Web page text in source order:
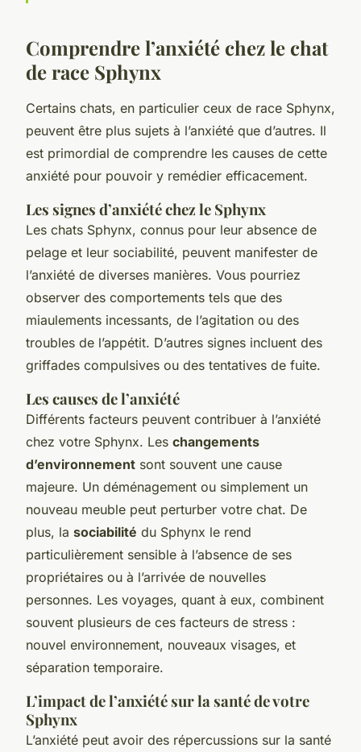
Comprendre l’anxiété chez le chat
de race Sphynx
Certains chats, en particulier ceux de race Sphynx,
peuvent être plus sujets à l’anxiété que d’autres. Il
est primordial de comprendre les causes de cette
anxiété pour pouvoir y remédier efficacement.
Les signes d’anxiété chez le Sphynx
Les chats Sphynx, connus pour leur absence de
pelage et leur sociabilité, peuvent manifester de
l’anxiété de diverses manières. Vous pourriez
observer des comportements tels que des
miaulements incessants, de l’agitation ou des
troubles de l’appétit. D’autres signes incluent des
griffades compulsives ou des tentatives de fuite.
Les causes de l’anxiété
Différents facteurs peuvent contribuer à l’anxiété
chez votre Sphynx. Les changements
d’environnement sont souvent une cause
majeure. Un déménagement ou simplement un
nouveau meuble peut perturber votre chat. De
plus, la sociabilité du Sphynx le rend
particulièrement sensible à l’absence de ses
propriétaires ou à l’arrivée de nouvelles
personnes. Les voyages, quant à eux, combinent
souvent plusieurs de ces facteurs de stress :
nouvel environnement, nouveaux visages, et
séparation temporaire.
L’impact de l’anxiété sur la santé de votre
Sphynx
L’anxiété peut avoir des répercussions sur la santé